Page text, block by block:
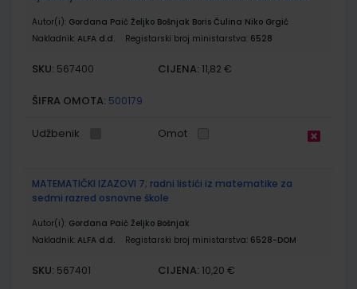
Autor(i): Gordana Paić Željko Bošnjak Boris Čulina Niko Grgić
Nakladnik: ALFA d.d. Registarski broj ministarstva: 6528
SKU: 567400 CIJENA: 11,82 €
ŠIFRA OMOTA: 500179
Udžbenik Omot
MATEMATIČKI IZAZOVI 7; radni listići iz matematike za
sedmi razred osnovne škole
Autor(i): Gordana Paić Željko Bošnjak
Nakladnik: ALFA d.d. Registarski broj ministarstva: 6528-DOM
SKU: 567401 CIJENA: 10,20 €